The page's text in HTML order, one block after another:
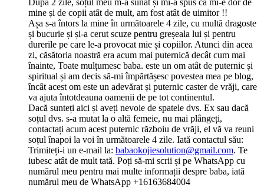
După 2 zile, soțul meu m-a sunat și mi-a spus că mi-e dor de
mine și de copii atât de mult, am fost atât de uimitor !!
Așa s-a întors la mine în următoarele 4 zile, cu multă dragoste
și bucurie și și-a cerut scuze pentru greșeala lui și pentru
durerile pe care le-a provocat mie și copiilor. Atunci din acea
zi, căsătoria noastră era acum mai puternică decât cum mai
înainte, Toate mulțumesc baba. este un om atât de puternic și
spiritual și am decis să-mi împărtășesc povestea mea pe blog,
încât acest om este un adevărat și puternic caster de vrăji, care
va ajuta întotdeauna oamenii de pe tot continentul.
Dacă sunteți aici și aveți nevoie de spatele dvs. Ex sau dacă
soțul dvs. s-a mutat la o altă femeie, nu mai plângeți,
contactați acum acest puternic războiu de vrăji, el vă va reuni
soțul înapoi la voi în următoarele 4 zile. Iată contactul său:
Trimiteți-i un e-mail la: babaokojiesolution@gmail.com. Te
iubesc atât de mult tată. Poți să-mi scrii și pe WhatsApp cu
numărul meu pentru mai multe informații despre baba, iată
numărul meu de WhatsApp +16163684004